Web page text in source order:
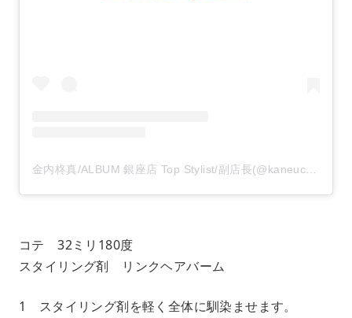
金内柊真/ALBUM 銀座店 Top Stylist/副店長(@kaneuchi_toma)がシェアした投稿
コテ 32ミリ180度
スタイリング剤 リンクヘアバーム
1 スタイリング剤を軽く全体に馴染ませます。